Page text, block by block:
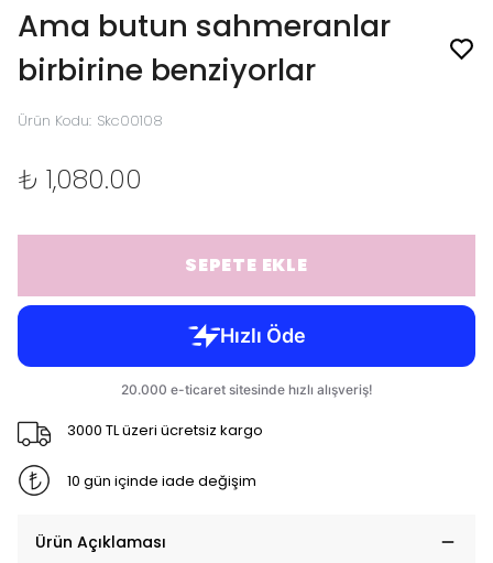
Ama butun sahmeranlar
birbirine benziyorlar
Ürün Kodu: Skc00108
₺ 1,080.00
SEPETE EKLE
3000 TL üzeri ücretsiz kargo
10 gün içinde iade değişim
Ürün Açıklaması